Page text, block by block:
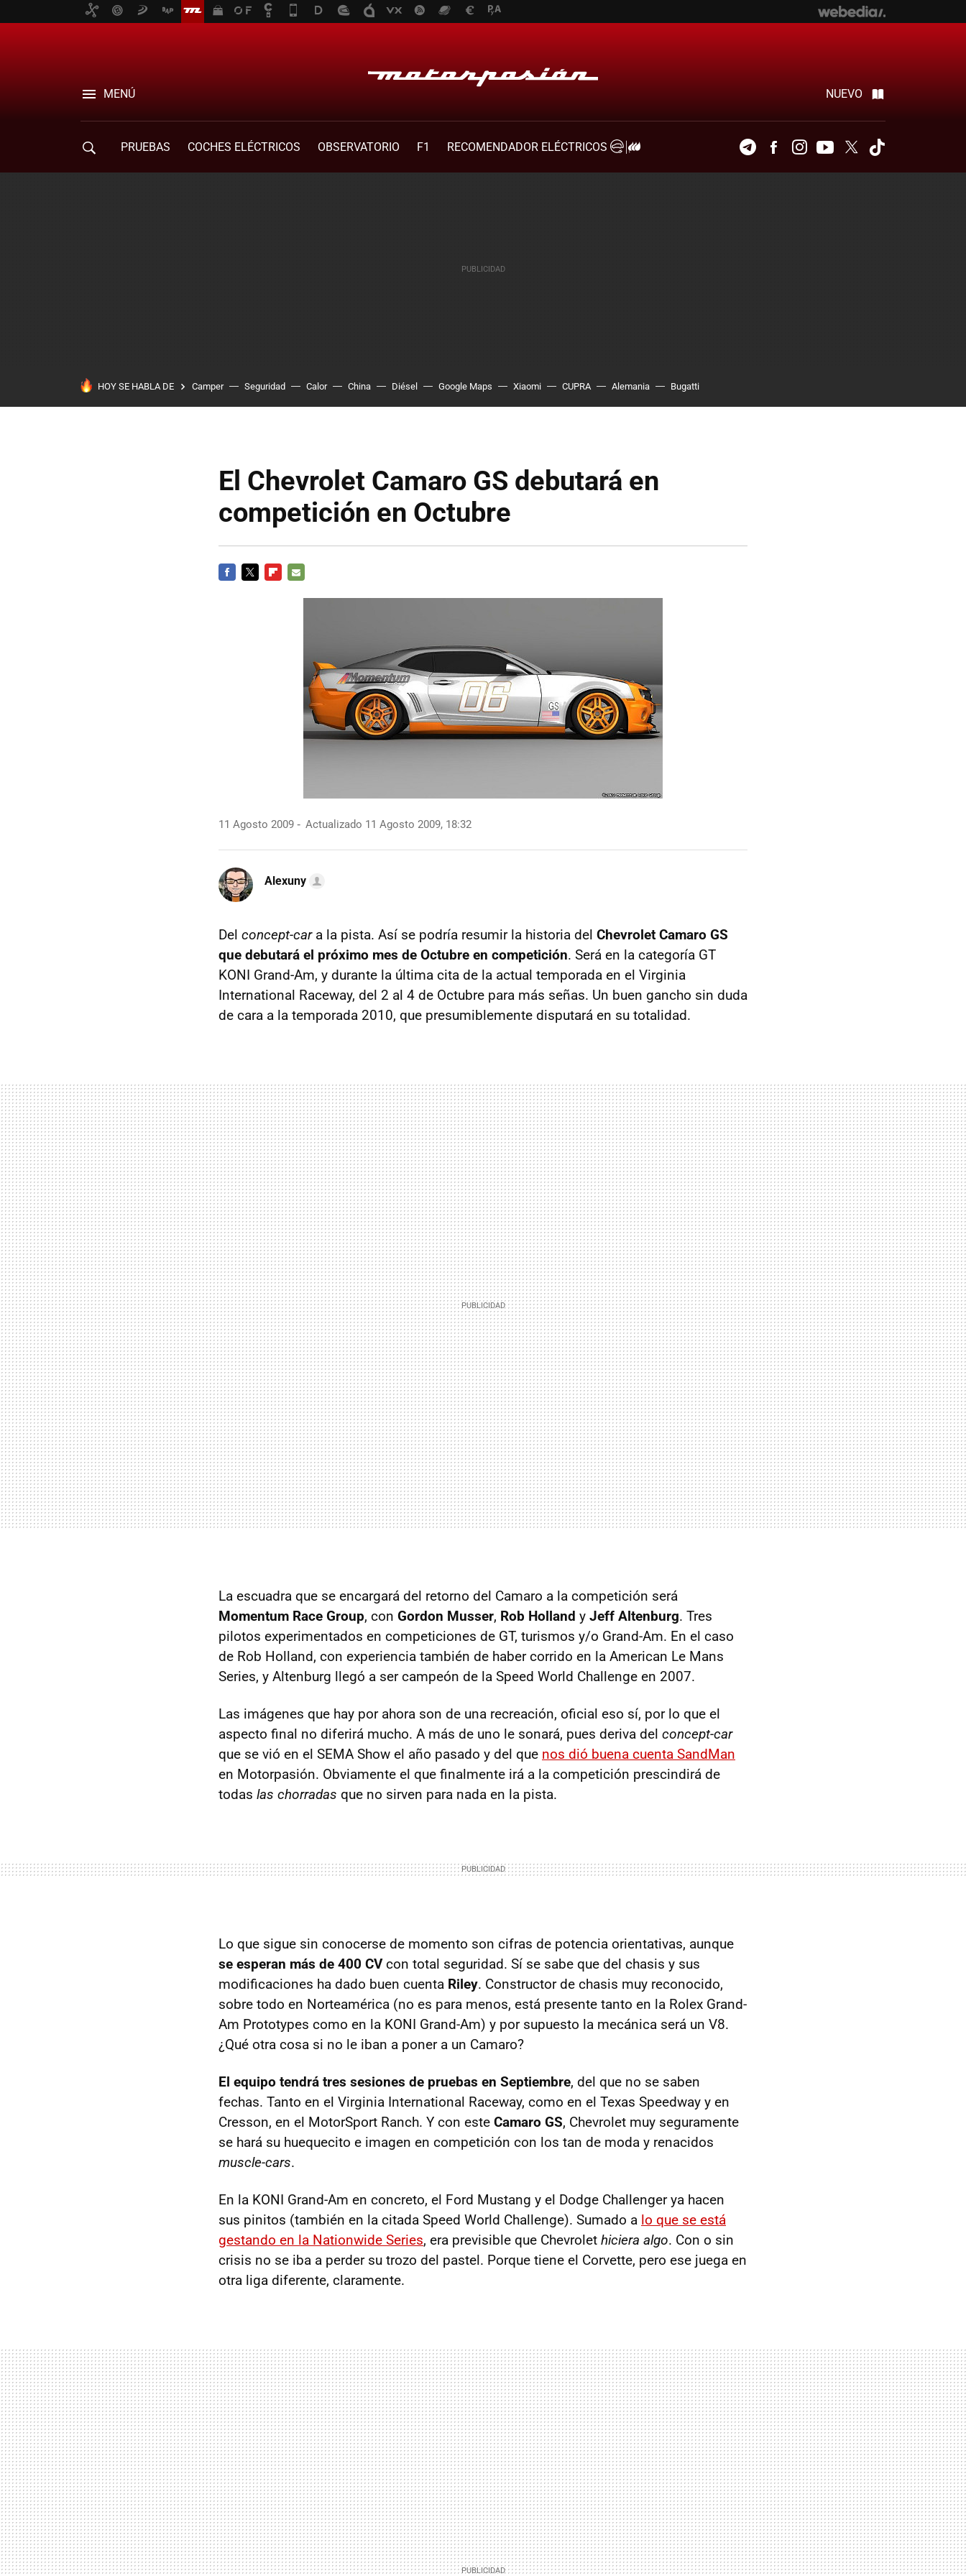
MENÚ NUEVO
PRUEBAS COCHES ELÉCTRICOS OBSERVATORIO F1
RECOMENDADOR ELÉCTRICOS
TelegramFacebookInstagramYoutubeTwitter
HOY SE HABLA DE Camper Seguridad Calor China Diésel Google Maps Xiaomi CUPRA Alemania Bugatti
El Chevrolet Camaro GS debutará en
competición en Octubre
11 Agosto 2009 Actualizado 11 Agosto 2009, 18:32
Alexuny
Del concept-cara la pista. Así se podría resumir la historia del Chevrolet Camaro GS
que debutará el próximo mes de Octubre en competición. Será en la categoría GT
KONI Grand-Am, y durante la última cita de la actual temporada en el Virginia
International Raceway, del 2 al 4 de Octubre para más señas. Un buen gancho sin duda
de cara a la temporada 2010, que presumiblemente disputará en su totalidad.
La escuadra que se encargará del retorno del Camaro a la competición será
Momentum Race Group, con Gordon Musser, Rob Holland y Jeff Altenburg. Tres
pilotos experimentados en competiciones de GT, turismos y/o Grand-Am. En el caso
de Rob Holland, con experiencia también de haber corrido en la American Le Mans
Series, y Altenburg llegó a ser campeón de la Speed World Challenge en 2007.
Las imágenes que hay por ahora son de una recreación, oficial eso sí, por lo que el
aspecto final no diferirá mucho. A más de uno le sonará, pues deriva del concept-car
que se vió en el SEMA Show el año pasado y del que nos dió buena cuenta SandMan
en Motorpasión. Obviamente el que finalmente irá a la competición prescindirá de
todas las chorradas que no sirven para nada en la pista.
Lo que sigue sin conocerse de momento son cifras de potencia orientativas, aunque
se esperan más de 400 CVcon total seguridad. Sí se sabe que del chasis y sus
modificaciones ha dado buen cuenta Riley. Constructor de chasis muy reconocido,
sobre todo en Norteamérica (no es para menos, está presente tanto en la Rolex Grand-
Am Prototypes como en la KONI Grand-Am) y por supuesto la mecánica será un V8.
¿Qué otra cosa si no le iban a poner a un Camaro?
El equipo tendrá tres sesiones de pruebas en Septiembre, del que no se saben
fechas. Tanto en el Virginia International Raceway, como en el Texas Speedway y en
Cresson, en el MotorSport Ranch. Y con este Camaro GS, Chevrolet muy seguramente
se hará su huequecito e imagen en competición con los tan de moda y renacidos
muscle-cars.
En la KONI Grand-Am en concreto, el Ford Mustang y el Dodge Challenger ya hacen
sus pinitos (también en la citada Speed World Challenge). Sumado a lo que se está
gestando en la Nationwide Series, era previsible que Chevrolet hiciera algo. Con o sin
crisis no se iba a perder su trozo del pastel. Porque tiene el Corvette, pero ese juega en
otra liga diferente, claramente.